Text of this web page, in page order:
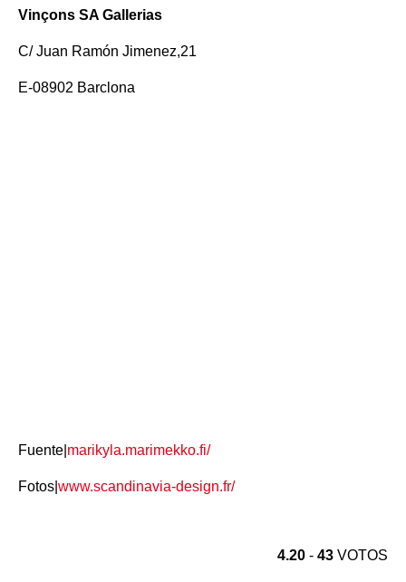
Vinçons SA Gallerias
C/ Juan Ramón Jimenez,21
E-08902 Barclona
Fuente| marikyla.marimekko.fi/
Fotos| www.scandinavia-design.fr/
4.20 - 43 VOTOS